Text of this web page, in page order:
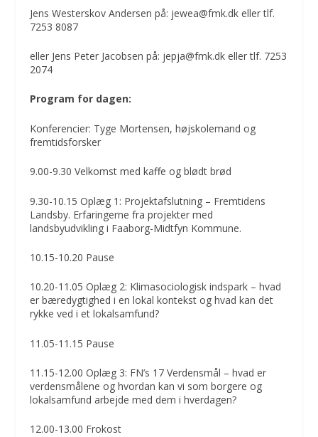
Jens Westerskov Andersen på: jewea@fmk.dk eller tlf.
7253 8087
eller Jens Peter Jacobsen på: jepja@fmk.dk eller tlf. 7253
2074
Program for dagen:
Konferencier: Tyge Mortensen, højskolemand og
fremtidsforsker
9.00-9.30 Velkomst med kaffe og blødt brød
9.30-10.15 Oplæg 1: Projektafslutning – Fremtidens
Landsby. Erfaringerne fra projekter med
landsbyudvikling i Faaborg-Midtfyn Kommune.
10.15-10.20 Pause
10.20-11.05 Oplæg 2: Klimasociologisk indspark – hvad
er bæredygtighed i en lokal kontekst og hvad kan det
rykke ved i et lokalsamfund?
11.05-11.15 Pause
11.15-12.00 Oplæg 3: FN’s 17 Verdensmål – hvad er
verdensmålene og hvordan kan vi som borgere og
lokalsamfund arbejde med dem i hverdagen?
12.00-13.00 Frokost